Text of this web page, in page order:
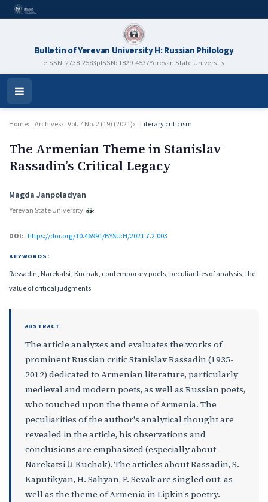
Bulletin of Yerevan University H: Russian Philology
eISSN: 2738-2583pISSN: 1829-4537Yerevan State University
Open
Menu
Home Archives Vol. 7 No. 2 (19) (2021) Literary criticism
The Armenian Theme in Stanislav
Rassadin’s Critical Legacy
Authors
Magda Janpoladyan
Yerevan State University
DOI: https://doi.org/10.46991/BYSU:H/2021.7.2.003
KEYWORDS:
Rassadin, Narekatsi, Kuchak, contemporary poets, peculiarities of analysis, the
value of critical judgments
ABSTRACT
The article analyzes and evaluates the works of
prominent Russian critic Stanislav Rassadin (1935-
2012) dedicated to Armenian literature, particularly
medieval and modern poets, as well as Russian poets,
who touched upon the theme of Armenia. The
peculiarities of the author's analytical thought are
revealed in the article, his observations and
conclusions are emphasized (especially about
Narekatsi և Kuchak). The articles about Rassadin, S.
Kaputikyan, H. Sahyan, P. Sevak are singled out, as
well as the theme of Armenia in Lipkin's poetry.